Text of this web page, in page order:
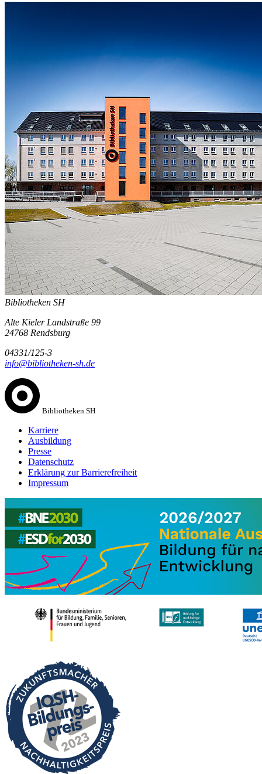
Bibliotheken SH
Alte Kieler Landstraße 99
24768 Rendsburg
04331/125-3
info@bibliotheken-sh.de
Bibliotheken SH
Karriere
Ausbildung
Presse
Datenschutz
Erklärung zur Barrierefreiheit
Impressum